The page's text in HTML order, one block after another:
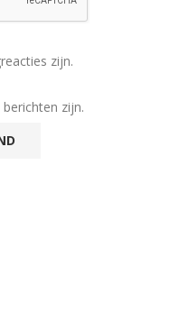
zijn.
zijn.